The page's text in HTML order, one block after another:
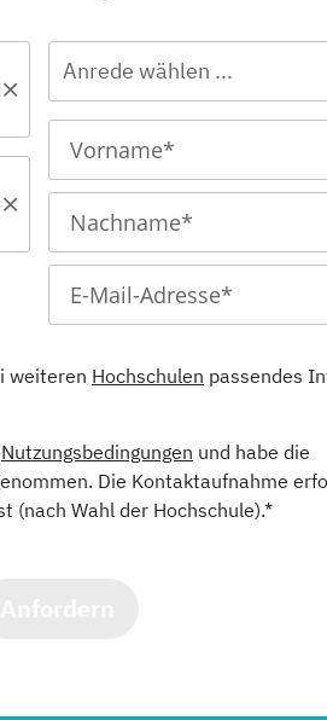
Anrede wählen ...
weiteren Hochschulen passendes
Nutzungsbedingungen und habe die
Die Kontaktaufnahme
(nach Wahl der Hochschule).*